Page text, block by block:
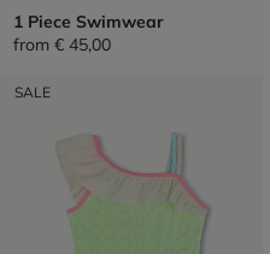
1 Piece Swimwear
from € 45,00
SALE